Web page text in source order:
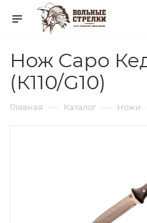
Нож Саро
(К110/G10)
Главная — Каталог — Ножи